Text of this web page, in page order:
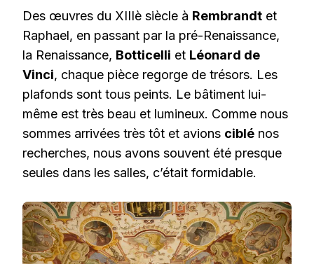
Des œuvres du XIIIè siècle à Rembrandt et
Raphael, en passant par la pré-Renaissance,
la Renaissance, Botticelli et Léonard de
Vinci, chaque pièce regorge de trésors. Les
plafonds sont tous peints. Le bâtiment lui-
même est très beau et lumineux. Comme nous
sommes arrivées très tôt et avions ciblé nos
recherches, nous avons souvent été presque
seules dans les salles, c’était formidable.